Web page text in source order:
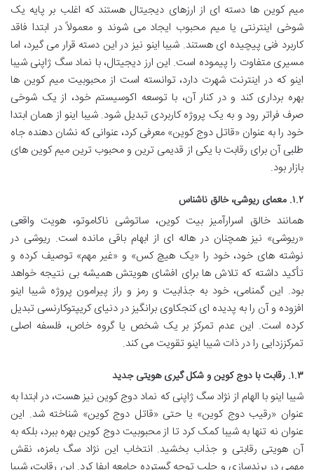
میم کوین ها دسته ای از ارزهای دیجیتال هستند که اغلب بر پایه یک
شوخی اینترنتی یا میم محبوب ایجاد می شوند و معمولاً در ابتدا فاقد
کاربرد فنی پیچیده ای هستند. شیبا اینو نیز در این دسته قرار می گیرد، اما
مسیری متفاوت را پیموده است. این ارز دیجیتال، با نماد سگ ژاپنی شیبا
اینو که در اینترنت شهرت دارد، توانسته است از محبوبیت میم کوین ها
بهره برداری کند و در کنار آن، با توسعه اکوسیستم خود، از یک شوخی
صرف فراتر رود و به یک پروژه کاربردی تبدیل شود. شیبا اینو از همان ابتدا
خود را به عنوان «قاتل دوج کوین» معرفی کرد، عنوانی که نشان دهنده جاه
طلبی آن برای رقابت با یکی از قدیمی ترین و محبوب ترین میم کوین های
بازار بود.
۱.۲. معمای ریوشی، خالق ناشناس
همانند خالق اسرارآمیز بیت کوین، ساتوشی ناکاموتو، هویت واقعی
«ریوشی» نیز همچنان در هاله ای از ابهام باقی مانده است. ریوشی در
نوشته های خود، خود را «یک هیچ کس» و «غیر مهم» توصیف کرده و
تأکید داشته که تلاش ها برای افشای هویتش همیشه بی نتیجه خواهد
بود. این گمنامی، خود به جذابیت و رمز و راز پیرامون پروژه شیبا اینو
افزوده و آن را به پدیده ای کنجکاوی برانگیز در دنیای کریپتوکارنسی تبدیل
کرده است. این عدم تمرکز بر یک شخص یا گروه خاص، فلسفه اصلی
تمرکززدایی را در ذات شیبا اینو تقویت می کند.
۱.۳. رقابت با دوج کوین و شکل گیری هویتی جدید
شیبا اینو با الهام از نژاد سگ ژاپنی که نماد دوج کوین نیز هست، در ابتدا به
عنوان «رقیب دوج کوین» یا حتی «قاتل دوج کوین» شناخته شد. این
عنوان نه تنها به شیبا کمک کرد تا از محبوبیت دوج کوین بهره ببرد، بلکه به
آن هویتی رقابتی و جذاب بخشید. انتخاب این نژاد سگ بامزه، نقش